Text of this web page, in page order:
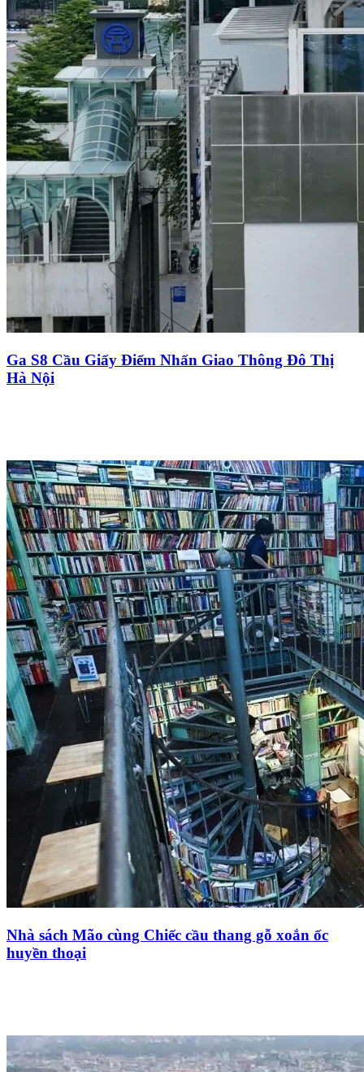
Ga S8 Cầu Giấy Điểm Nhấn Giao Thông Đô Thị
Hà Nội
Nhà sách Mão cùng Chiếc cầu thang gỗ xoắn ốc
huyền thoại